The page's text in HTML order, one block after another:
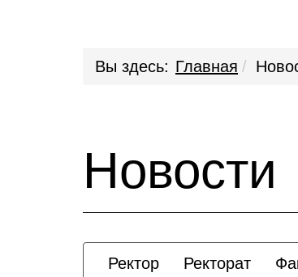
Вы здесь: Главная
Новости
Ректор Ректорат